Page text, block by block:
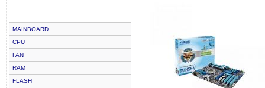
MAINBOARD
CPU
FAN
RAM
FLASH